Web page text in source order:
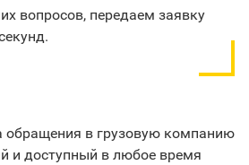
вопросов, передаем заявку
обращения в грузовую компанию
и доступный в любое время